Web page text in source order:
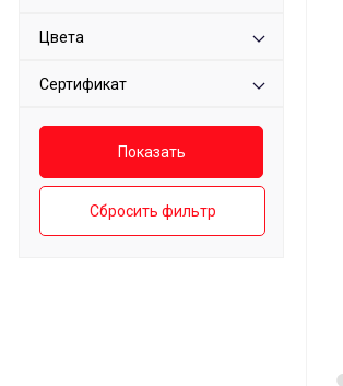
Цвета
Сертификат
Сбросить фильтр